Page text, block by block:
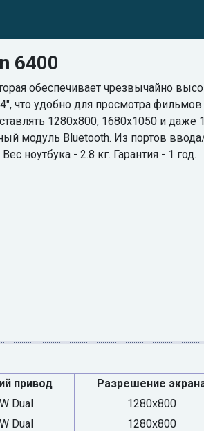
6400
обеспечивает чрезвычайно
что удобно для просмотра
1280х800, 1680х1050 и даже
модуль Bluetooth. Из портов
ноутбука - 2.8 кг. Гарантия - 1 год.
привод Разрешение
Dual
1280x800
Dual
1280x800